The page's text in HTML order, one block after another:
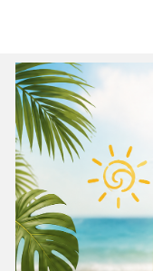
36
FRUITS
€ TTC
plus